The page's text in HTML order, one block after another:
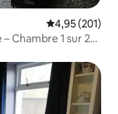
Évaluation
4,95 (201)
Chambre 1 sur 2